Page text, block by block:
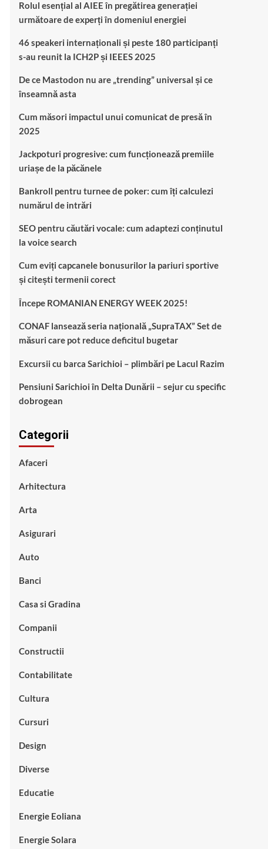
Rolul esențial al AIEE în pregătirea generației
următoare de experți în domeniul energiei
46 speakeri internaționali și peste 180 participanți
s-au reunit la ICH2P și IEEES 2025
De ce Mastodon nu are „trending” universal și ce
înseamnă asta
Cum măsori impactul unui comunicat de presă în
2025
Jackpoturi progresive: cum funcționează premiile
uriașe de la păcănele
Bankroll pentru turnee de poker: cum îți calculezi
numărul de intrări
SEO pentru căutări vocale: cum adaptezi conținutul
la voice search
Cum eviți capcanele bonusurilor la pariuri sportive
și citești termenii corect
Începe ROMANIAN ENERGY WEEK 2025!
CONAF lansează seria națională „SupraTAX” Set de
măsuri care pot reduce deficitul bugetar
Excursii cu barca Sarichioi – plimbări pe Lacul Razim
Pensiuni Sarichioi în Delta Dunării – sejur cu specific
dobrogean
Categorii
Afaceri
Arhitectura
Arta
Asigurari
Auto
Banci
Casa si Gradina
Companii
Constructii
Contabilitate
Cultura
Cursuri
Design
Diverse
Educatie
Energie Eoliana
Energie Solara